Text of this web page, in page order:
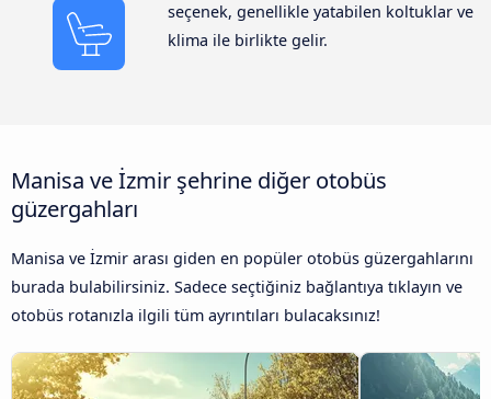
seçenek, genellikle yatabilen koltuklar ve
klima ile birlikte gelir.
Manisa ve İzmir şehrine diğer otobüs
güzergahları
Manisa ve İzmir arası giden en popüler otobüs güzergahlarını
burada bulabilirsiniz. Sadece seçtiğiniz bağlantıya tıklayın ve
otobüs rotanızla ilgili tüm ayrıntıları bulacaksınız!